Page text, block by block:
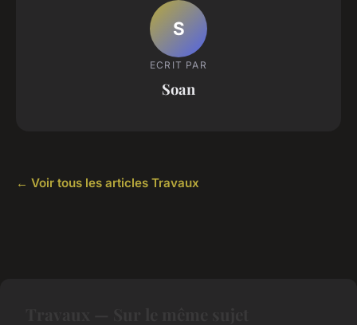
S
ECRIT PAR
Soan
← Voir tous les articles Travaux